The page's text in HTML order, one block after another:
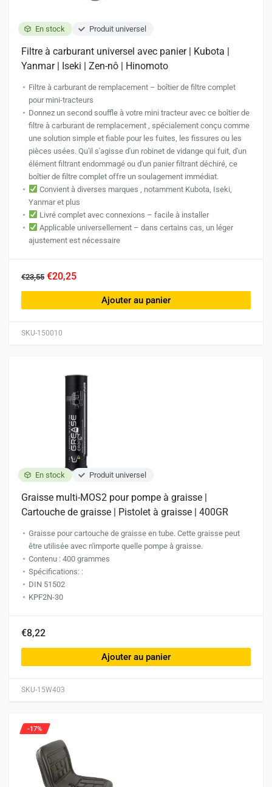
produitEn stock Produit universel
SKU-150010
Filtre à carburant universel avec panier | Kubota |
Yanmar | Iseki | Zen-nô | Hinomoto
Filtre à carburant de remplacement – ​​boîtier de filtre complet
pour mini-tracteurs
Donnez un second souffle à votre mini tracteur avec ce boîtier de
filtre à carburant de remplacement , spécialement conçu comme
une solution simple et fiable pour les fuites, les fissures ou les
pièces usées. Qu'il s'agisse d'un robinet de vidange qui fuit, d'un
élément filtrant endommagé ou d'un panier filtrant déchiré, ce
boîtier de filtre complet offre un soulagement immédiat.
Convient à diverses marques , notamment Kubota, Iseki,
Yanmar et plus
Livré complet avec connexions – facile à installer
Applicable universellement – ​​dans certains cas, un léger
ajustement est nécessaire
€23,55 €20,25
Ajouter au panier
En stock Produit universel
SKU-15W403
Graisse multi-MOS2 pour pompe à graisse |
Cartouche de graisse | Pistolet à graisse | 400GR
Graisse pour cartouche de graisse en tube. Cette graisse peut
être utilisée avec n'importe quelle pompe à graisse.
Contenu : 400 grammes
Spécifications: :
DIN 51502
KPF2N-30
€8,22
Ajouter au panier
-17%